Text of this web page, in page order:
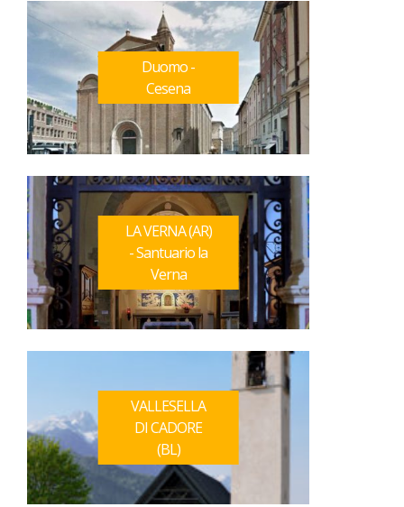
Duomo -
Cesena
LA VERNA (AR)
- Santuario la
Verna
VALLESELLA
DI CADORE
(BL)